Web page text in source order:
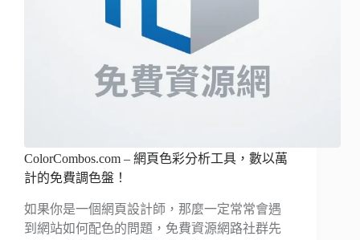
ColorCombos.com – 網頁色彩分析工具，數以萬
計的免費調色盤！
如果你是一個網頁設計師，那麼一定常常會遇
到網站如何配色的問題，免費資源網路社群先